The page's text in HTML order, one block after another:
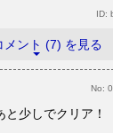
ID:
メント (7) を見る
No:
少しでクリア！